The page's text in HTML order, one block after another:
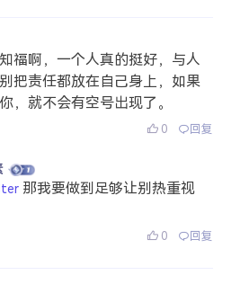
福啊，一个人真的挺好，与人
把责任都放在自己身上，如果
，就不会有空号出现了。
0 回复
那我要做到足够让别热重视
0 回复